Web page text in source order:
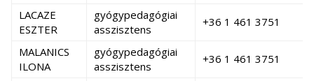
LACAZE
ESZTER
gyógypedagógiai
asszisztens
+36 1 461 3751
MALANICS
ILONA
gyógypedagógiai
asszisztens
+36 1 461 3751